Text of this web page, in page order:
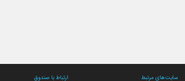
سایت‌های مرتبط ارتباط با صندوق